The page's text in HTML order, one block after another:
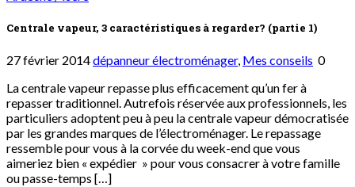
Centrale vapeur, 3 caractéristiques à regarder? (partie 1)
27 février 2014dépanneur électroménager, Mes conseils 0
La centrale vapeur repasse plus efficacement qu’un fer à
repasser traditionnel. Autrefois réservée aux professionnels, les
particuliers adoptent peu à peu la centrale vapeur démocratisée
par les grandes marques de l’électroménager. Le repassage
ressemble pour vous à la corvée du week-end que vous
aimeriez bien « expédier » pour vous consacrer à votre famille
ou passe-temps […]